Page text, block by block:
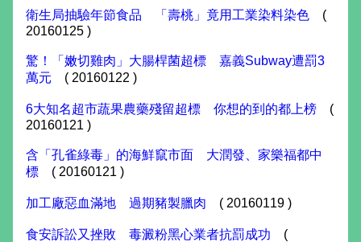
衛生局抽驗年節食品 「壽桃」竟用工業染料染色 (
20160125 )
驚！「嫩切雞肉」大腸桿菌超標 嘉義Subway遭罰3
萬元 ( 20160122 )
6大知名超市蔬果農藥殘留超標 你想的到的都上榜 (
20160121 )
含「孔雀綠毒」的海鮮竄市面 大潤發、家樂福都中
標 ( 20160121 )
加工廠惡血滿地 過期豬製臘肉 ( 20160119 )
食安訴訟又挫敗 毒澱粉黑心業者抗罰成功 (